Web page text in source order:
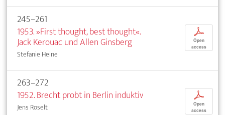
245–261
1953. »First thought, best thought«.
Jack Kerouac und Allen Ginsberg
Stefanie Heine
p
Open
access
263–272
1952. Brecht probt in Berlin induktiv
Jens Roselt
p
Open
access